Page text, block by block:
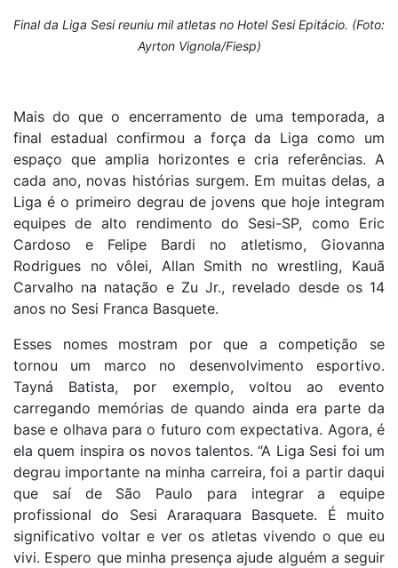
Final da Liga Sesi reuniu mil atletas no Hotel Sesi Epitácio. (Foto:
Ayrton Vignola/Fiesp)
Mais do que o encerramento de uma temporada, a
final estadual confirmou a força da Liga como um
espaço que amplia horizontes e cria referências. A
cada ano, novas histórias surgem. Em muitas delas, a
Liga é o primeiro degrau de jovens que hoje integram
equipes de alto rendimento do Sesi-SP, como Eric
Cardoso e Felipe Bardi no atletismo, Giovanna
Rodrigues no vôlei, Allan Smith no wrestling, Kauã
Carvalho na natação e Zu Jr., revelado desde os 14
anos no Sesi Franca Basquete.
Esses nomes mostram por que a competição se
tornou um marco no desenvolvimento esportivo.
Tayná Batista, por exemplo, voltou ao evento
carregando memórias de quando ainda era parte da
base e olhava para o futuro com expectativa. Agora, é
ela quem inspira os novos talentos. “A Liga Sesi foi um
degrau importante na minha carreira, foi a partir daqui
que saí de São Paulo para integrar a equipe
profissional do Sesi Araraquara Basquete. É muito
significativo voltar e ver os atletas vivendo o que eu
vivi. Espero que minha presença ajude alguém a seguir